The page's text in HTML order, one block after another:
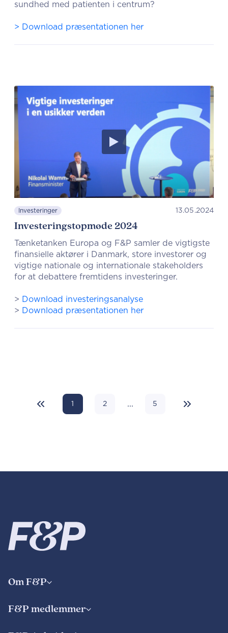
sundhed med patienten i centrum?
> Download præsentationen her
Investeringer 13.05.2024
Investeringstopmøde 2024
Tænketanken Europa og F&P samler de vigtigste
finansielle aktører i Danmark, store investorer og
vigtige nationale og internationale stakeholders
for at debattere fremtidens investeringer.
> Download investeringsanalyse
> Download præsentationen her
1 2 5
Om F&P
F&P medlemmer